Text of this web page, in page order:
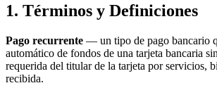
1. Términos y Definiciones
Pago recurrente — un tipo de pago bancario
automático de fondos de una tarjeta bancaria
requerida del titular de la tarjeta por servicios,
recibida.